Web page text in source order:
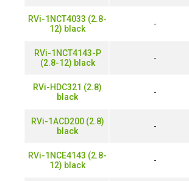
RVi-1NCT4033 (2.8-
12) black
RVi-1NCT4143-P
(2.8-12) black
RVi-HDC321 (2.8)
black
RVi-1ACD200 (2.8)
black
RVi-1NCE4143 (2.8-
12) black
-
-
-
-
-